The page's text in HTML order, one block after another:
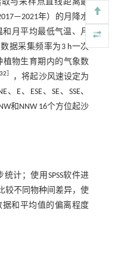
与采样点直线距离最
年）的月降水
月平均最低气温、月
据采集频率为3 h一次
植物生育期内的气象数
］
，将起沙风速设定为
E、ESE、SE、SSE、
和NNW 16个方位起沙
计；使用SPSS软件进
较不同物种间差异，使
据和平均值的偏离程度